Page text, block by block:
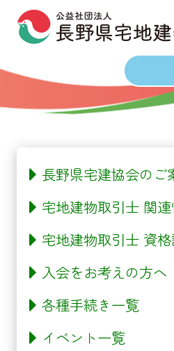
Skip to content
Skip to footer
長野県宅建協会のご
宅地建物取引士 関
宅地建物取引士 資
入会をお考えの方へ
各種手続き一覧
イベント一覧